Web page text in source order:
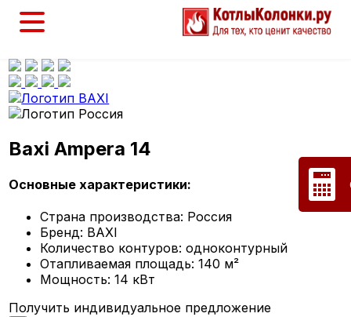
Baxi Ampera 14
Основные характеристики:
Страна производства: Россия
Бренд: BAXI
Количество контуров: одноконтурный
Отапливаемая площадь: 140 м²
Мощность: 14 кВт
Получить индивидуальное предложение